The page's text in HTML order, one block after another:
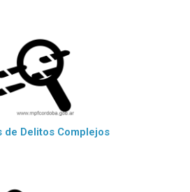
de Delitos Complejos